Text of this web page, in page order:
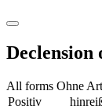
Declension
All forms Ohne
Positiv